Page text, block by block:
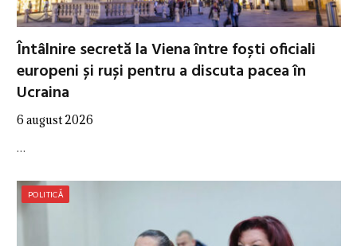
Întâlnire secretă la Viena între foști oficiali
europeni și ruși pentru a discuta pacea în
Ucraina
6 august 2026
…
POLITICĂ